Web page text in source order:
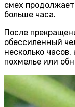
смех
больше часа.
После
обессиленный
несколько
похмелье или